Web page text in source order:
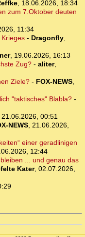
, 18.06.2026, 18:34
zum 7.Oktober deuten
11:34
- Dragonfly,
, 19.06.2026, 16:13
Zug?- aliter,
Ziele?- FOX-NEWS,
"taktisches" Blabla?-
21.06.2026, 00:51
NEWS, 21.06.2026,
einer geradlinigen
12:44
... und genau das
Kater, 02.07.2026,